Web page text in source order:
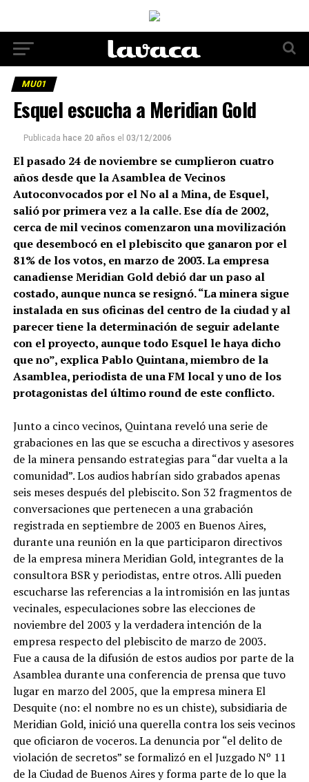
MU01
Esquel escucha a Meridian Gold
Publicada hace 20 años el 03/12/2006
El pasado 24 de noviembre se cumplieron cuatro
años desde que la Asamblea de Vecinos
Autoconvocados por el No al a Mina, de Esquel,
salió por primera vez a la calle. Ese día de 2002,
cerca de mil vecinos comenzaron una movilización
que desembocó en el plebiscito que ganaron por el
81% de los votos, en marzo de 2003. La empresa
canadiense Meridian Gold debió dar un paso al
costado, aunque nunca se resignó. “La minera sigue
instalada en sus oficinas del centro de la ciudad y al
parecer tiene la determinación de seguir adelante
con el proyecto, aunque todo Esquel le haya dicho
que no”, explica Pablo Quintana, miembro de la
Asamblea, periodista de una FM local y uno de los
protagonistas del último round de este conflicto.
Junto a cinco vecinos, Quintana reveló una serie de
grabaciones en las que se escucha a directivos y asesores
de la minera pensando estrategias para “dar vuelta a la
comunidad”. Los audios habrían sido grabados apenas
seis meses después del plebiscito. Son 32 fragmentos de
conversaciones que pertenecen a una grabación
registrada en septiembre de 2003 en Buenos Aires,
durante una reunión en la que participaron directivos
de la empresa minera Meridian Gold, integrantes de la
consultora BSR y periodistas, entre otros. Alli pueden
escucharse las referencias a la intromisión en las juntas
vecinales, especulaciones sobre las elecciones de
noviembre del 2003 y la verdadera intención de la
empresa respecto del plebiscito de marzo de 2003.
Fue a causa de la difusión de estos audios por parte de la
Asamblea durante una conferencia de prensa que tuvo
lugar en marzo del 2005, que la empresa minera El
Desquite (no: el nombre no es un chiste), subsidiaria de
Meridian Gold, inició una querella contra los seis vecinos
que oficiaron de voceros. La denuncia por “el delito de
violación de secretos” se formalizó en el Juzgado Nº 11
de la Ciudad de Buenos Aires y forma parte de lo que la